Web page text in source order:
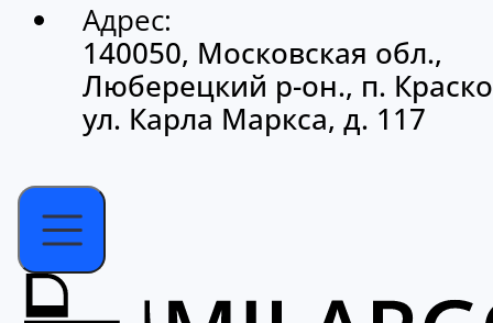
Адрес:
140050, Московская обл.,
Люберецкий р-он., п.
ул. Карла Маркса, д. 117